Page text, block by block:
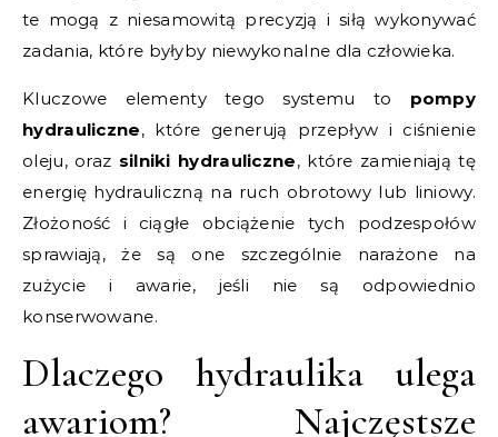
te mogą z niesamowitą precyzją i siłą wykonywać
zadania, które byłyby niewykonalne dla człowieka.
Kluczowe elementy tego systemu to pompy
hydrauliczne, które generują przepływ i ciśnienie
oleju, oraz silniki hydrauliczne, które zamieniają tę
energię hydrauliczną na ruch obrotowy lub liniowy.
Złożoność i ciągłe obciążenie tych podzespołów
sprawiają, że są one szczególnie narażone na
zużycie i awarie, jeśli nie są odpowiednio
konserwowane.
Dlaczego hydraulika ulega
awariom? Najczęstsze